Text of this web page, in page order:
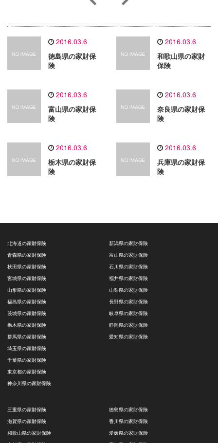
2016.03.6
徳島県の家財保
険
2016.03.6
和歌山県の家財
保険
2016.03.6
富山県の家財保
険
2016.03.6
奈良県の家財保
険
2016.03.6
栃木県の家財保
険
2016.03.6
兵庫県の家財保
険
北海道の家財保険
青森県の家財保険
秋田県の家財保険
宮城県の家財保険
山形県の家財保険
福島県の家財保険
茨城県の家財保険
栃木県の家財保険
群馬県の家財保険
埼玉県の家財保険
千葉県の家財保険
東京都の家財保険
神奈川県の家財保険
新潟県の家財保険
富山県の家財保険
石川県の家財保険
福井県の家財保険
山梨県の家財保険
長野県の家財保険
岐阜県の家財保険
静岡県の家財保険
愛知県の家財保険
三重県の家財保険
滋賀県の家財保険
和歌山県の家財保険
徳島県の家財保険
香川県の家財保険
愛媛県の家財保険